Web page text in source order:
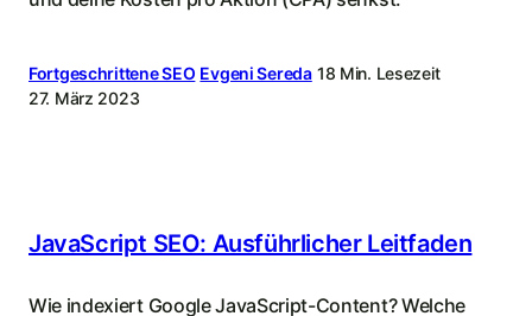
Fortgeschrittene SEO Evgeni Sereda 18 Min. Lesezeit
27. März 2023
JavaScript SEO: Ausführlicher Leitfaden
Wie indexiert Google JavaScript-Content? Welche